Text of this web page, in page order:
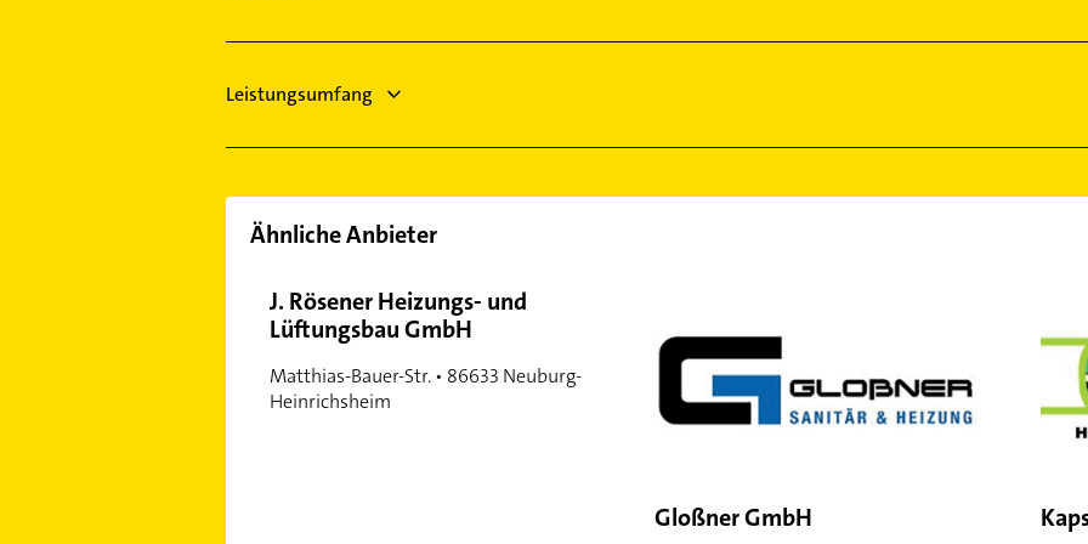
Leistungsumfang
Ähnliche Anbieter
J. Rösener Heizungs- und
Lüftungsbau GmbH
Matthias-Bauer-Str. • 86633 Neuburg-
Heinrichsheim
Gloßner GmbH